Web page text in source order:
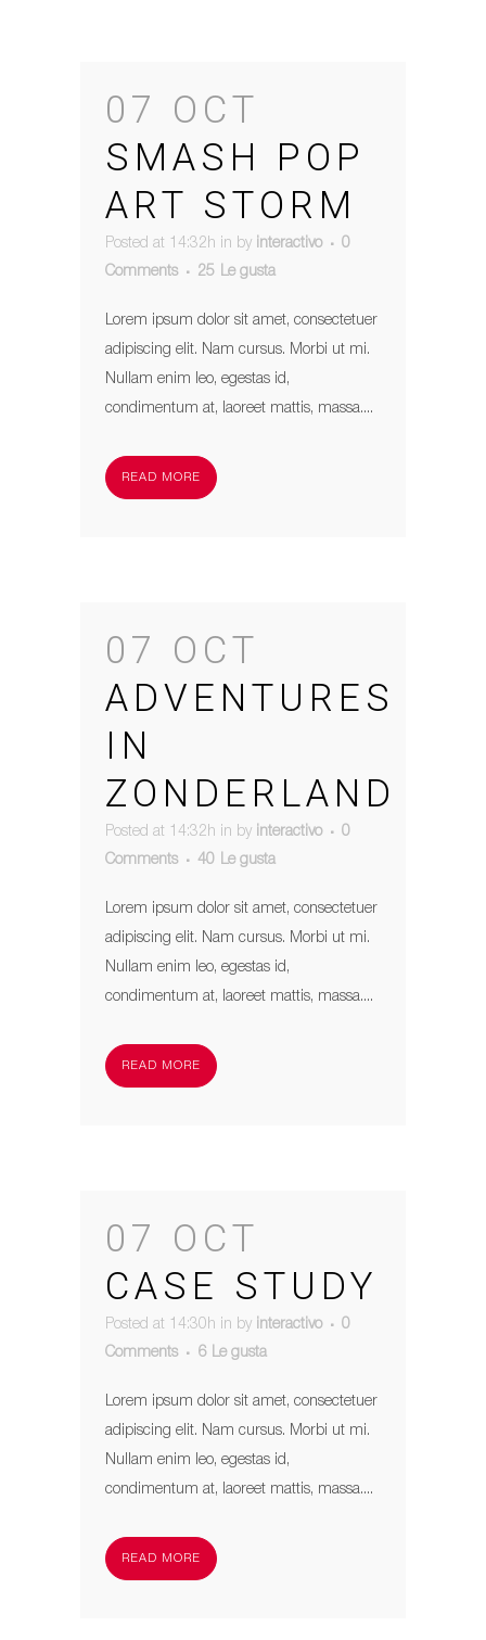
07 OCT
SMASH POP
ART STORM
Posted at 14:32h in by interactivo
0
Comments
25 Le gusta
Lorem ipsum dolor sit amet, consectetuer
adipiscing elit. Nam cursus. Morbi ut mi.
Nullam enim leo, egestas id,
condimentum at, laoreet mattis, massa....
READ MORE
07 OCT
ADVENTURES
IN
ZONDERLAND
Posted at 14:32h in by interactivo
0
Comments
40 Le gusta
Lorem ipsum dolor sit amet, consectetuer
adipiscing elit. Nam cursus. Morbi ut mi.
Nullam enim leo, egestas id,
condimentum at, laoreet mattis, massa....
READ MORE
07 OCT
CASE STUDY
Posted at 14:30h in by interactivo
0
Comments
6 Le gusta
Lorem ipsum dolor sit amet, consectetuer
adipiscing elit. Nam cursus. Morbi ut mi.
Nullam enim leo, egestas id,
condimentum at, laoreet mattis, massa....
READ MORE